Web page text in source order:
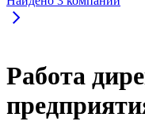
Работа